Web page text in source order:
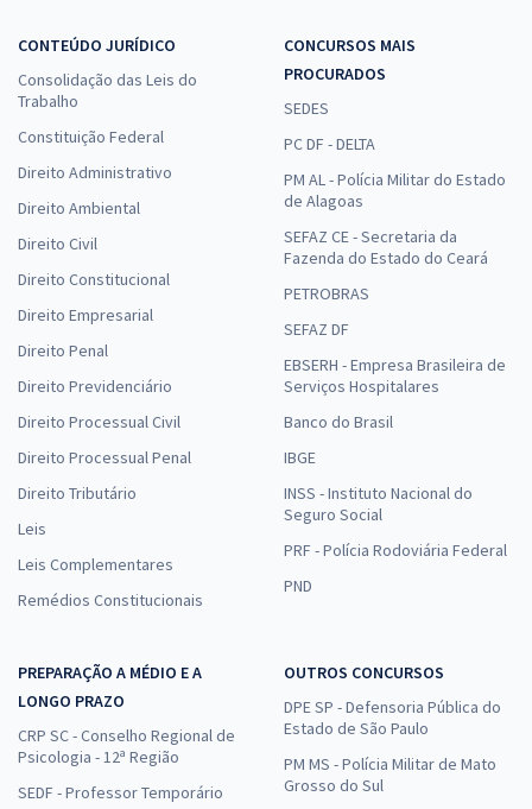
CONTEÚDO JURÍDICO
Consolidação das Leis do
Trabalho
Constituição Federal
Direito Administrativo
Direito Ambiental
Direito Civil
Direito Constitucional
Direito Empresarial
Direito Penal
Direito Previdenciário
Direito Processual Civil
Direito Processual Penal
Direito Tributário
Leis
Leis Complementares
Remédios Constitucionais
CONCURSOS MAIS
PROCURADOS
SEDES
PC DF - DELTA
PM AL - Polícia Militar do Estado
de Alagoas
SEFAZ CE - Secretaria da
Fazenda do Estado do Ceará
PETROBRAS
SEFAZ DF
EBSERH - Empresa Brasileira de
Serviços Hospitalares
Banco do Brasil
IBGE
INSS - Instituto Nacional do
Seguro Social
PRF - Polícia Rodoviária Federal
PND
PREPARAÇÃO A MÉDIO E A
LONGO PRAZO
CRP SC - Conselho Regional de
Psicologia - 12ª Região
SEDF - Professor Temporário
OUTROS CONCURSOS
DPE SP - Defensoria Pública do
Estado de São Paulo
PM MS - Polícia Militar de Mato
Grosso do Sul